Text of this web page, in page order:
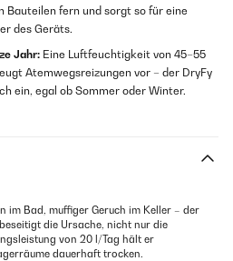
Bauteilen fern und sorgt so für eine
des Geräts.
Jahr: Eine Luftfeuchtigkeit von 45–55
Atemwegsreizungen vor – der DryFy
ein, egal ob Sommer oder Winter.
im Bad, muffiger Geruch im Keller – der
die Ursache, nicht nur die
von 20 l/Tag hält er
dauerhaft trocken.